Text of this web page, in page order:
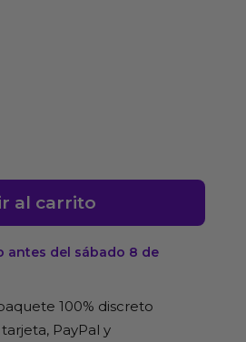
al carrito
antes del sábado 8 de
100% discreto
PayPal y